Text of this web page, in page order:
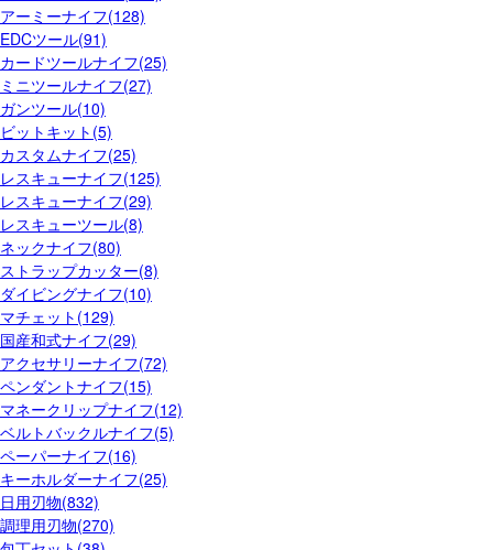
アーミーナイフ(128)
EDCツール(91)
カードツールナイフ(25)
ミニツールナイフ(27)
ガンツール(10)
ビットキット(5)
カスタムナイフ(25)
レスキューナイフ(125)
レスキューナイフ(29)
レスキューツール(8)
ネックナイフ(80)
ストラップカッター(8)
ダイビングナイフ(10)
マチェット(129)
国産和式ナイフ(29)
アクセサリーナイフ(72)
ペンダントナイフ(15)
マネークリップナイフ(12)
ベルトバックルナイフ(5)
ペーパーナイフ(16)
キーホルダーナイフ(25)
日用刃物(832)
調理用刃物(270)